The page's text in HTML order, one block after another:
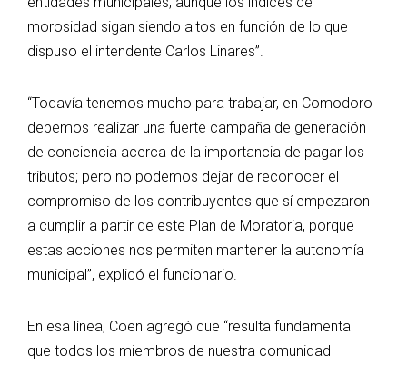
morosidad sigan siendo altos en función de lo que
dispuso el intendente Carlos Linares”.
“Todavía tenemos mucho para trabajar, en Comodoro
debemos realizar una fuerte campaña de generación
de conciencia acerca de la importancia de pagar los
tributos; pero no podemos dejar de reconocer el
compromiso de los contribuyentes que sí empezaron
a cumplir a partir de este Plan de Moratoria, porque
estas acciones nos permiten mantener la autonomía
municipal”, explicó el funcionario.
En esa línea, Coen agregó que “resulta fundamental
que todos los miembros de nuestra comunidad